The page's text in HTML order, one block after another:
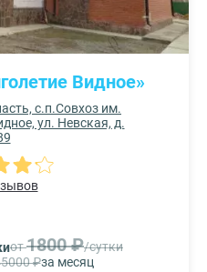
Видное»
с.п.Совхоз им.
ул. Невская, д.
от1800 ₽/сутки
₽за месяц